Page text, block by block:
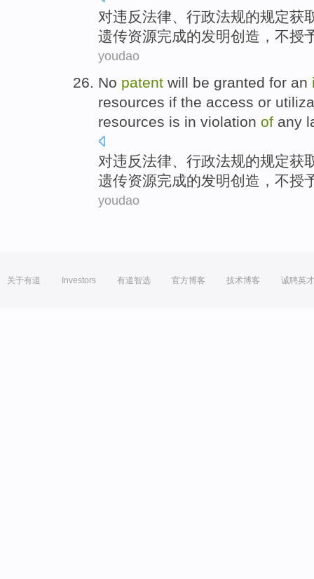
对违反法律、 行政法规的规定获
遗传资源完成的发明创造 ， 不授
youdao
No patent will be granted for an
resources if the access or
resources is in violation of any
对违反法律、 行政法规的规定获
遗传资源完成的发明创造 ， 不授
youdao
关于有道 Investors 有道智选 官方博客 技术博客 诚聘英才